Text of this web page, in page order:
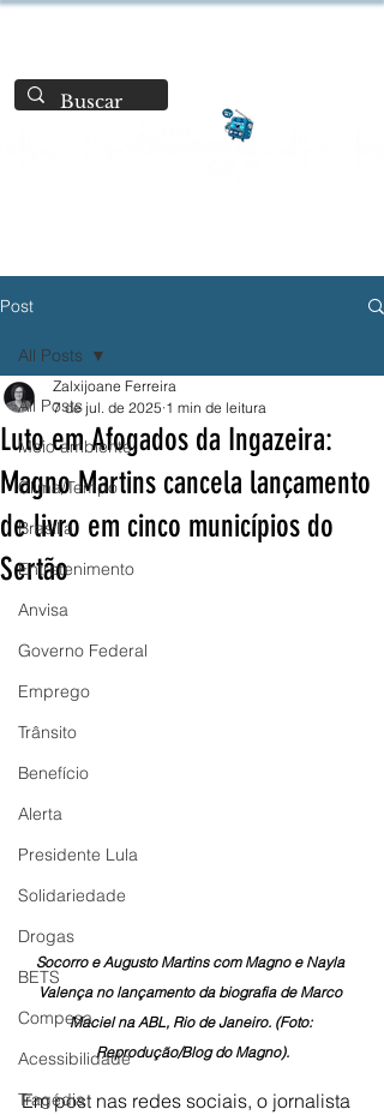
Post
All Posts
Meio ambiente
Clima/Tempo
Brasília
Entretenimento
Anvisa
Governo Federal
Emprego
Trânsito
Benefício
Alerta
Presidente Lula
Solidariedade
Drogas
BETS
Compesa
Acessibilidade
Tragédia
All Posts
Luto em Afogados da Ingazeira:
Magno Martins cancela lançamento
de livro em cinco municípios do
Sertão
Zalxijoane Ferreira
7 de jul. de 2025 1 min de leitura
Socorro e Augusto Martins com Magno e Nayla
Valença no lançamento da biografia de Marco
Maciel na ABL, Rio de Janeiro. (Foto:
Reprodução/Blog do Magno).
Em post nas redes sociais, o jornalista